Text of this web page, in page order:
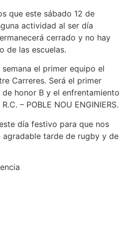
que este sábado 12 de
actividad al ser día
cerrado y no hay
de las escuelas.
el primer equipo el
Carreres. Será el primer
honor B y el enfrentamiento
– POBLE NOU ENGINIERS.
día festivo para que nos
tarde de rugby y de